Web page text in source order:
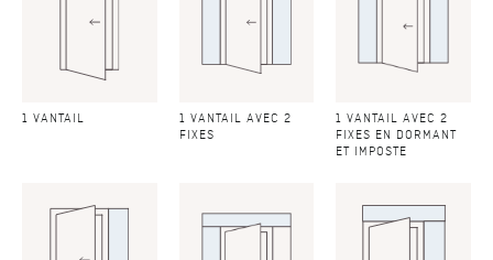
1 VANTAIL
1 VANTAIL AVEC 2
FIXES
1 VANTAIL AVEC 2
FIXES EN DORMANT
ET IMPOSTE